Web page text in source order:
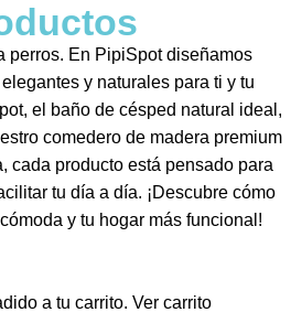
perros. En PipiSpot diseñamos
y naturales para ti y tu
el baño de césped natural ideal,
comedero de madera premium
cada producto está pensado para
tu día a día. ¡Descubre cómo
y tu hogar más funcional!
a tu carrito. Ver carrito